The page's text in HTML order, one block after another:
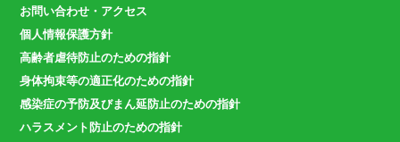
お問い合わせ・アクセス
個人情報保護方針
高齢者虐待防止のための指針
身体拘束等の適正化のための指針
感染症の予防及びまん延防止のための指針
ハラスメント防止のための指針